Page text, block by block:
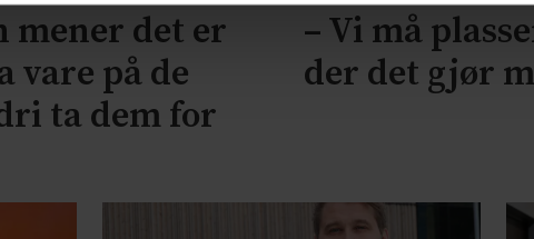
mener det er
vare på de
ta dem for
– Vi må
der det gjør